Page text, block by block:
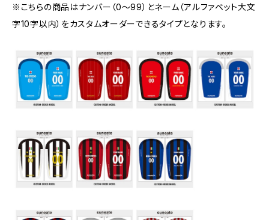
※こちらの商品はナンバー（0〜99）とネーム（アルファベット大文
字10字以内）をカスタムオーダーできるタイプとなります。